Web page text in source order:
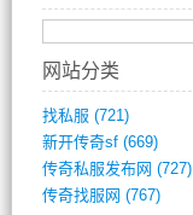
网站分类
找私服 (721)
新开传奇sf(669)
传奇私服发布网 (727)
传奇找服网 (767)